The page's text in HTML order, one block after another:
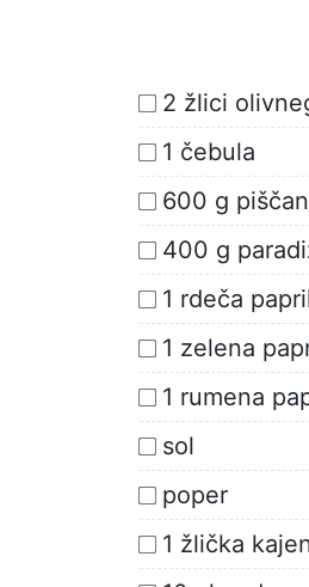
2 žlici
1 čebula
600 g
400 g
1 rdeča
1 zelena
1 rumena
sol
poper
1 žlička